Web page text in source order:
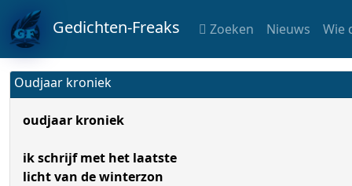
Gedichten-Freaks Zoeken Nieuws Wie
Oudjaar kroniek
oudjaar kroniek
ik schrijf met het laatste
licht van de winterzon